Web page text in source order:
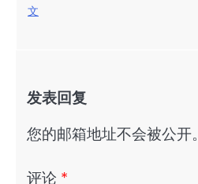
文
发表回复
您的邮箱地址不会被公开。
评论 *